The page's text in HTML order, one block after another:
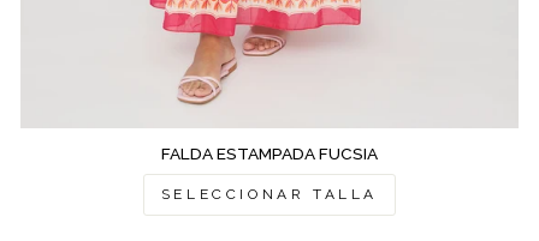
FALDA ESTAMPADA FUCSIA
SELECCIONAR TALLA